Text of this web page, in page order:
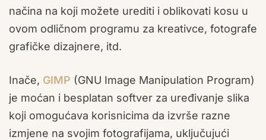
načina na koji možete urediti i oblikovati kosu u
ovom odličnom programu za kreativce, fotografe
grafičke dizajnere, itd.
Inače, GIMP (GNU Image Manipulation Program)
je moćan i besplatan softver za uređivanje slika
koji omogućava korisnicima da izvrše razne
izmjene na svojim fotografijama, uključujući